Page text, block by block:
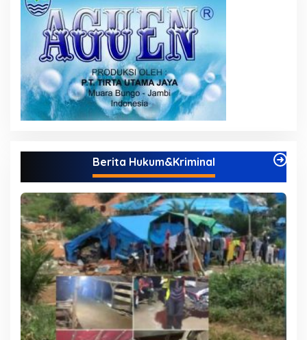
Berita Hukum&Kriminal